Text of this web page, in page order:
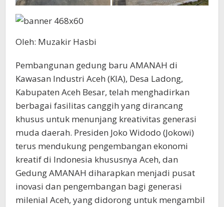
Oleh: Muzakir Hasbi
Pembangunan gedung baru AMANAH di
Kawasan Industri Aceh (KIA), Desa Ladong,
Kabupaten Aceh Besar, telah menghadirkan
berbagai fasilitas canggih yang dirancang
khusus untuk menunjang kreativitas generasi
muda daerah. Presiden Joko Widodo (Jokowi)
terus mendukung pengembangan ekonomi
kreatif di Indonesia khususnya Aceh, dan
Gedung AMANAH diharapkan menjadi pusat
inovasi dan pengembangan bagi generasi
milenial Aceh, yang didorong untuk mengambil